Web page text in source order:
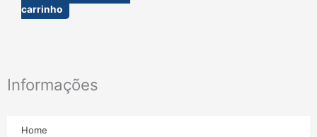
carrinho
Informações
Home